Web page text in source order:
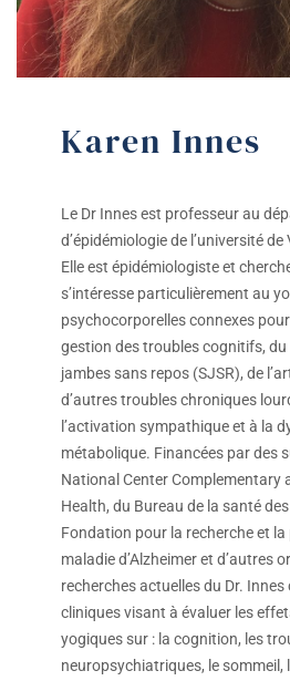
Karen Innes
Le Dr Innes est professeur au
d’épidémiologie de l’université
Elle est épidémiologiste et
s’intéresse particulièrement au
psychocorporelles connexes
gestion des troubles cognitifs,
jambes sans repos (SJSR), de
d’autres troubles chroniques
l’activation sympathique et à la
métabolique. Financées par des
National Center Complementary
Health, du Bureau de la santé
Fondation pour la recherche et la
maladie d’Alzheimer et d’autres
recherches actuelles du Dr.
cliniques visant à évaluer les
yogiques sur : la cognition, les
neuropsychiatriques, le sommeil,